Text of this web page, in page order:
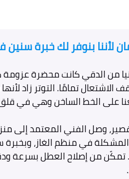
لأننا بنوفر لك خبرة سنين
من الدقي كانت محضرة عزومة
الاشتعال تمامًا. التوتر زاد
على الخط الساخن وهي في قلق
وصل الفني المعتمد إلى
في منظم الغاز،
تمكّن من إصلاح العطل بسرعة